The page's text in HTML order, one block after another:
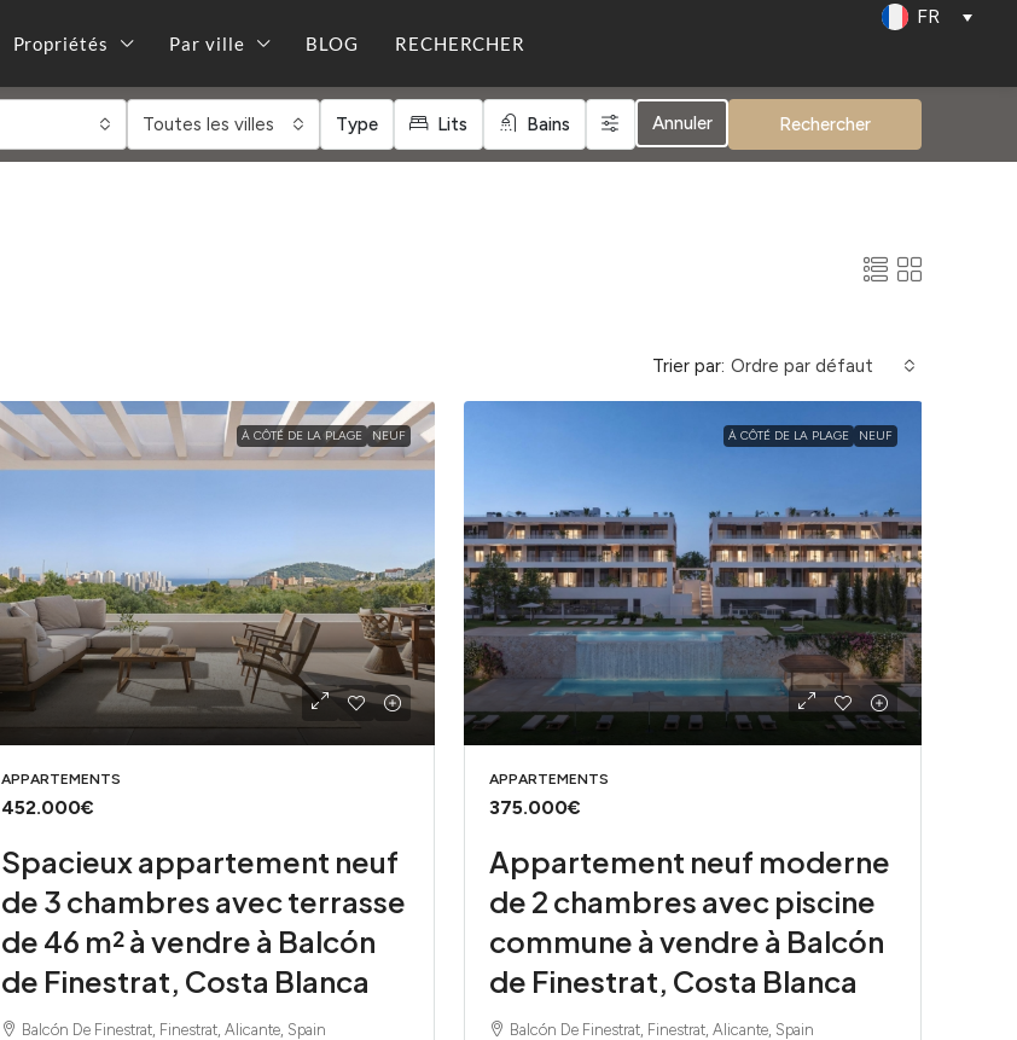
Propriétés Par ville BLOG RECHERCHER
FR
Toutes les villes Type Lits Bains Annuler Rechercher
Trier par: Ordre par défaut
À CÔTÉ DE LA PLAGE NEUF
APPARTEMENTS
452.000€
Spacieux appartement neuf
de 3 chambres avec terrasse
de 46 m² à vendre à Balcón
de Finestrat, Costa Blanca
Balcón De Finestrat, Finestrat, Alicante, Spain
À CÔTÉ DE LA PLAGE NEUF
APPARTEMENTS
375.000€
Appartement neuf moderne
de 2 chambres avec piscine
commune à vendre à Balcón
de Finestrat, Costa Blanca
Balcón De Finestrat, Finestrat, Alicante, Spain